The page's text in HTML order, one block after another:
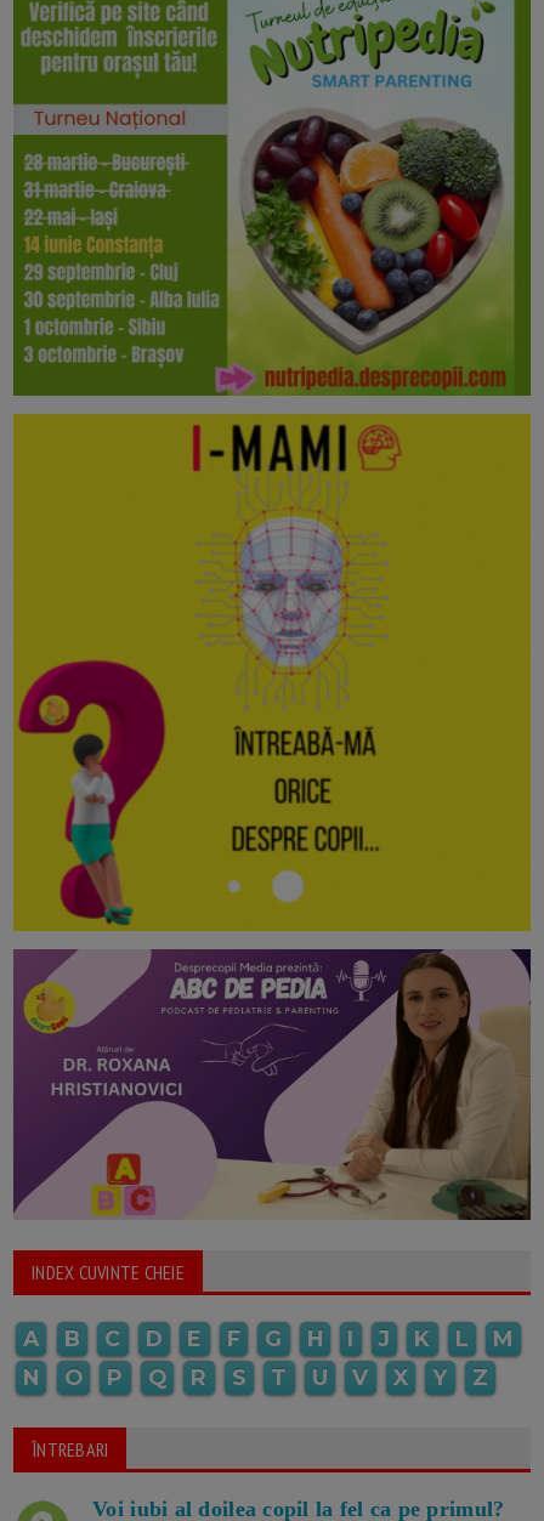
INDEX CUVINTE CHEIE
A B C D E F G H I J K L
M
N
O P Q R S T U V X Y Z
ÎNTREBARI
Voi iubi al doilea copil la fel ca pe primul?